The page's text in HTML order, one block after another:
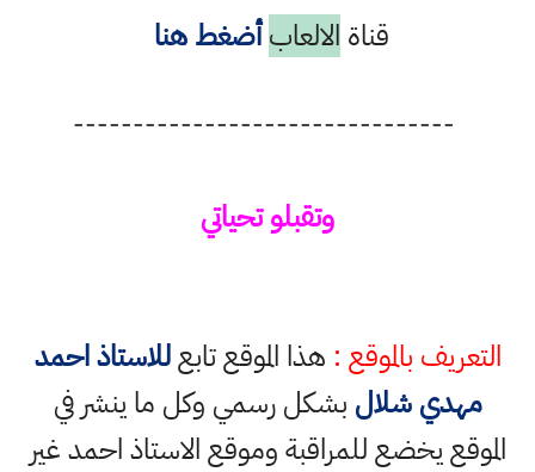
قناة الالعاب أضغط هنا
--------------------------------
وتقبلو تحياتي
التعريف بالموقع : هذا الموقع تابعللاستاذ احمد
مهدي شلال بشكل رسمي وكل ما ينشر في
الموقع يخضع للمراقبة وموقع الاستاذ احمد غير